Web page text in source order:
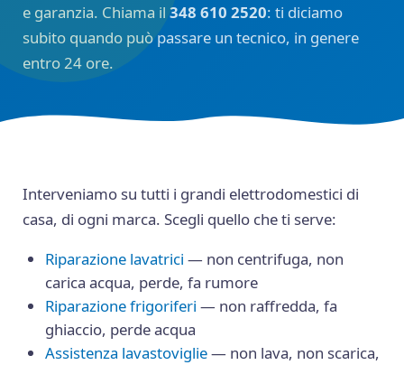
e garanzia. Chiama il348 610 2520: ti diciamo
subito quando può passare un tecnico, in genere
entro 24 ore.
Interveniamo su tutti i grandi elettrodomestici di
casa, di ogni marca. Scegli quello che ti serve:
Riparazione lavatrici — non centrifuga, non
carica acqua, perde, fa rumore
Riparazione frigoriferi — non raffredda, fa
ghiaccio, perde acqua
Assistenza lavastoviglie— non lava, non scarica,